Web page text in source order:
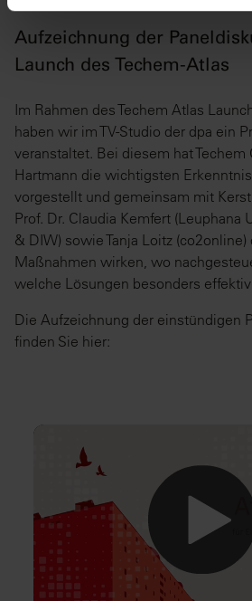
Aufzeichnung der
Launch des Techem-Atlas
Im Rahmen des Techem Atlas
haben wir im TV-Studio der dpa ein
veranstaltet. Bei diesem hat Techem
Hartmann die wichtigsten
vorgestellt und gemeinsam mit
Prof. Dr. Claudia Kemfert (Leuphana
& DIW) sowie Tanja Loitz
Maßnahmen wirken, wo
welche Lösungen besonders
Die Aufzeichnung der einstündigen
finden Sie hier: